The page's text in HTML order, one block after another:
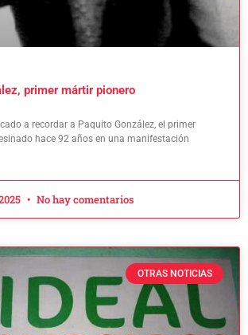
primer mártir pionero
a recordar a Paquito González, el primer
hace 92 años en una manifestación
No hay comentarios
OTRAS NOTICIAS